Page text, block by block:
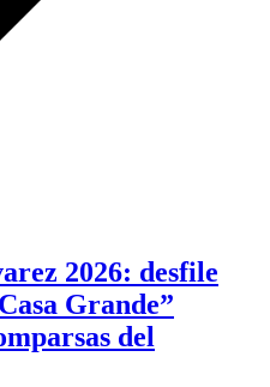
2026: desfile
Grande”
del